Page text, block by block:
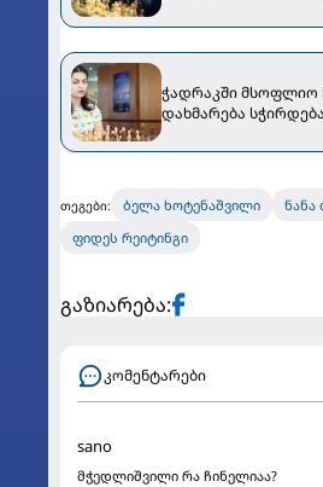
ჭადრაკში მსოფლიო
დახმარება
აღმოაჩნდა
თეგები: ბელა ხოტენაშვილი ნანა
ფიდეს რეიტინგი
გაზიარება:
კომენტარები
sano
მჭედლიშვილი რა ჩინელიაა?